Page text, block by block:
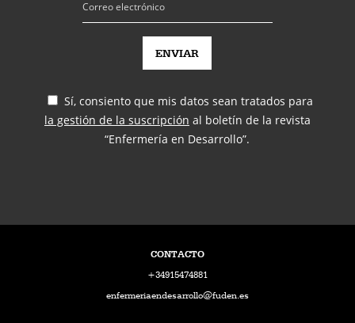
Sí, consiento que mis datos sean tratados para
la gestión de la suscripción al boletín de la revista
“Enfermería en Desarrollo”.
CONTACTO
+34915474881
enfermeriaendesarrollo@fuden.es